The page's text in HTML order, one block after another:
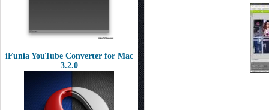
iFunia YouTube Converter for Mac
3.2.0